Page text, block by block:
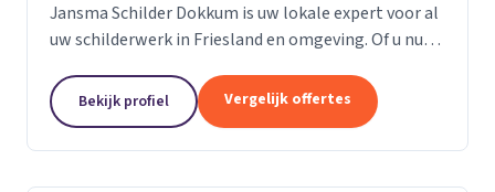
Jansma Schilder Dokkum is uw lokale expert voor al
uw schilderwerk in Friesland en omgeving. Of u nu
van de vorige bewoners van uw nieuwe huis...
Bekijk profiel Vergelijk offertes